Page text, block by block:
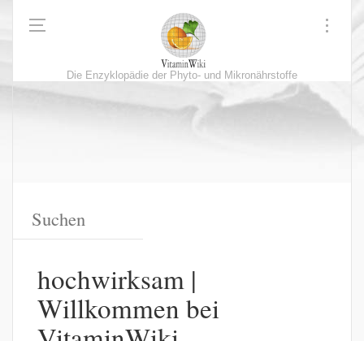
Die Enzyklopädie der Phyto- und Mikronährstoffe
hochwirksam |
Willkommen bei